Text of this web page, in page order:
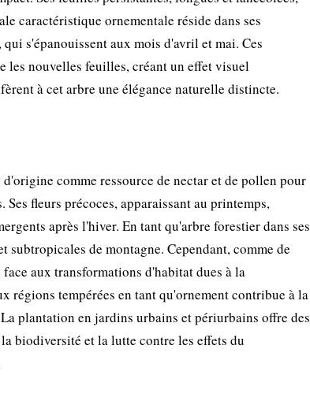
caractéristique ornementale réside dans ses
s'épanouissent aux mois d'avril et mai. Ces
les nouvelles feuilles, créant un effet visuel
à cet arbre une élégance naturelle distincte.
comme ressource de nectar et de pollen pour
fleurs précoces, apparaissant au printemps,
après l'hiver. En tant qu'arbre forestier dans ses
de montagne. Cependant, comme de
aux transformations d'habitat dues à la
régions tempérées en tant qu'ornement contribue à la
plantation en jardins urbains et périurbains offre des
biodiversité et la lutte contre les effets du